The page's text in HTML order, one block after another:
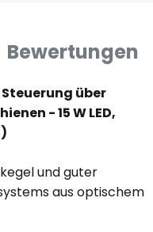
Bewertungen
Steuerung über
- 15 W LED,
und guter
aus optischem
effektive